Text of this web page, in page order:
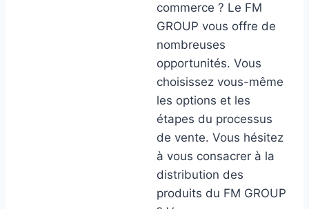
commerce ? Le FM
GROUP vous offre de
nombreuses
opportunités. Vous
choisissez vous-même
les options et les
étapes du processus
de vente. Vous hésitez
à vous consacrer à la
distribution des
produits du FM GROUP